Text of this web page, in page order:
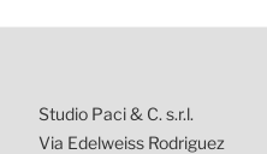
Studio Paci & C. s.r.l.
Via Edelweiss Rodriguez